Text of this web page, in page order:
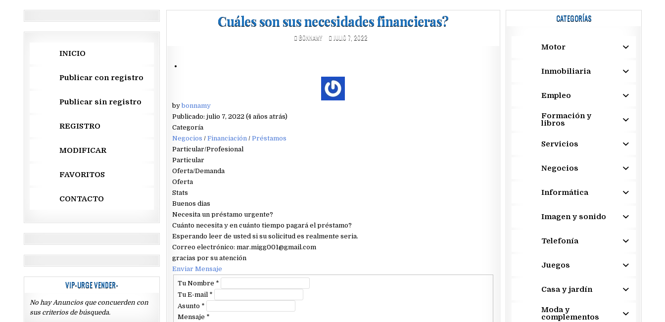
Cuáles son sus necesidades financieras?
BONNAMY JULIO 7, 2022
bybonnamy
Publicado: julio 7, 2022 (4 años atrás)
Categoría
Negocios / Financiación/ Préstamos
Particular/Profesional
Particular
Oferta/Demanda
Oferta
Stats
Buenos dias
Necesita un préstamo urgente?
Cuánto necesita y en cuánto tiempo pagará el préstamo?
Esperando leer de usted si su solicitud es realmente seria.
Correo electrónico: mar.migg001@gmail.com
gracias por su atención
Enviar Mensaje
Tu Nombre *
Tu E-mail *
Asunto *
Mensaje *
INICIO
Publicar con registro
Publicar sin registro
REGISTRO
MODIFICAR
FAVORITOS
CONTACTO
VIP-URGE VENDER-
No hay Anuncios que concuerden con
sus criterios de búsqueda.
CATEGORÍAS
Motor
Inmobiliaria
Empleo
Formación y
libros
Servicios
Negocios
Informática
Imagen y sonido
Telefonía
Juegos
Casa y jardín
Moda y
complementos